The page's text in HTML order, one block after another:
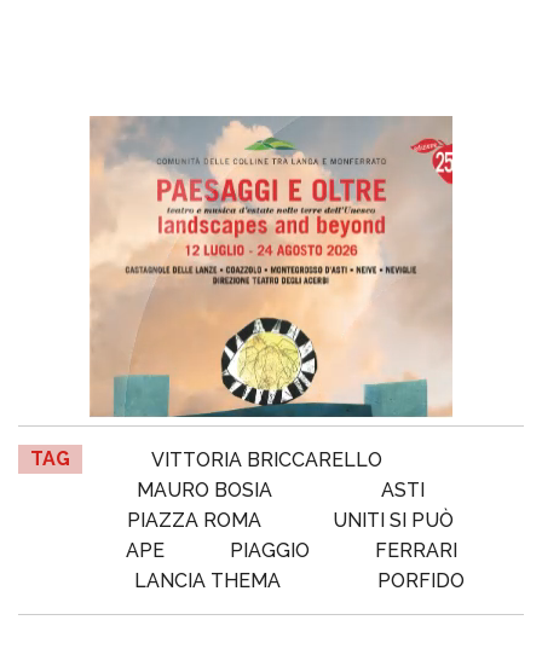
TAG
VITTORIA BRICCARELLO
MAURO BOSIA
ASTI
PIAZZA ROMA
UNITI SI PUÒ
APE
PIAGGIO
FERRARI
LANCIA THEMA
PORFIDO